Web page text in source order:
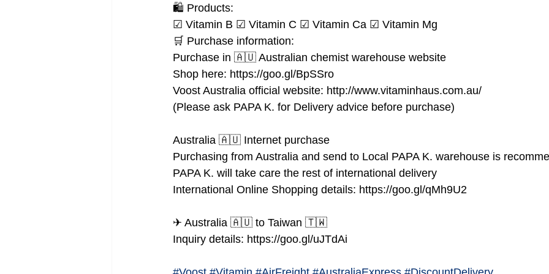
🛍 Products:
☑ Vitamin B ☑ Vitamin C ☑ Vitamin Ca ☑ Vitamin Mg
🛒 Purchase information:
Purchase in 🇦🇺 Australian chemist warehouse website
Shop here: https://goo.gl/BpSSro
Voost Australia official website: http://www.vitaminhaus.com.au/
(Please ask PAPA K. for Delivery advice before purchase)
Australia 🇦🇺 Internet purchase
Purchasing from Australia and send to Local PAPA K. warehouse is
PAPA K. will take care the rest of international delivery
International Online Shopping details: https://goo.gl/qMh9U2
✈ Australia 🇦🇺 to Taiwan 🇹🇼
Inquiry details: https://goo.gl/uJTdAi